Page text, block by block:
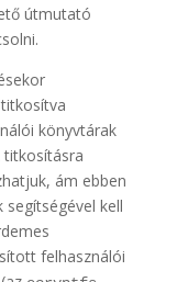
útmutató
könyvtárak
titkosításra
ám ebben
kell
felhasználói